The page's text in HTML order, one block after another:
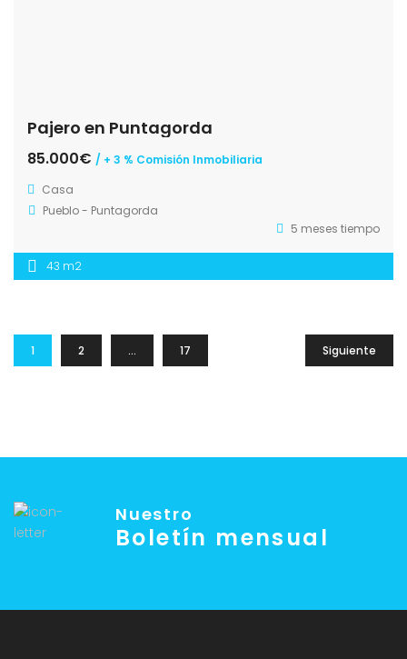
Pajero en Puntagorda
85.000€ / + 3 % Comisión Inmobiliaria
Casa
Pueblo - Puntagorda
5 meses tiempo
43 m2
1 2 … 17 Siguiente
Nuestro
Boletín mensual